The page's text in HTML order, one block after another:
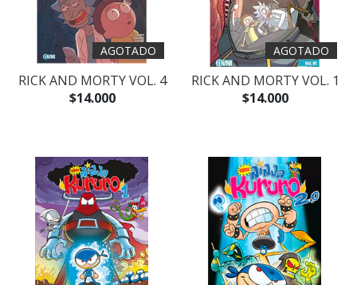
AGOTADO
RICK AND MORTY VOL. 4
$14.000
AGOTADO
RICK AND MORTY VOL. 1
$14.000